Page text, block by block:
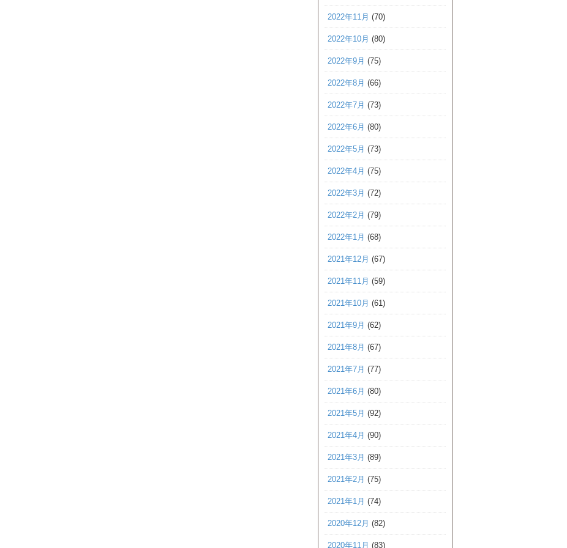
2022年11月 (70)
2022年10月 (80)
2022年9月 (75)
2022年8月 (66)
2022年7月 (73)
2022年6月 (80)
2022年5月 (73)
2022年4月 (75)
2022年3月 (72)
2022年2月 (79)
2022年1月 (68)
2021年12月 (67)
2021年11月 (59)
2021年10月 (61)
2021年9月 (62)
2021年8月 (67)
2021年7月 (77)
2021年6月 (80)
2021年5月 (92)
2021年4月 (90)
2021年3月 (89)
2021年2月 (75)
2021年1月 (74)
2020年12月 (82)
2020年11月 (83)